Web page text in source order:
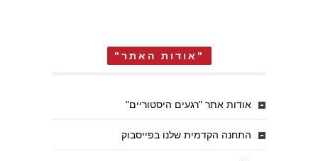
"אודות האתר"
אודות אתר "רגעים היסטוריים"
התחנה הקדמית שלנו בפייסבוק